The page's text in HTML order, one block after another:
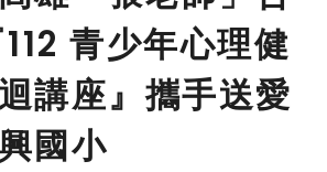
青少年心理健
講座』攜手送愛
國小